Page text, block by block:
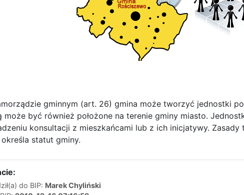
gminnym (art. 26) gmina może tworzyć jednostki
może być również położone na terenie gminy miasto.
konsultacji z mieszkańcami lub z ich inicjatywy. Zasady
statut gminy.
do BIP: Marek Chyliński